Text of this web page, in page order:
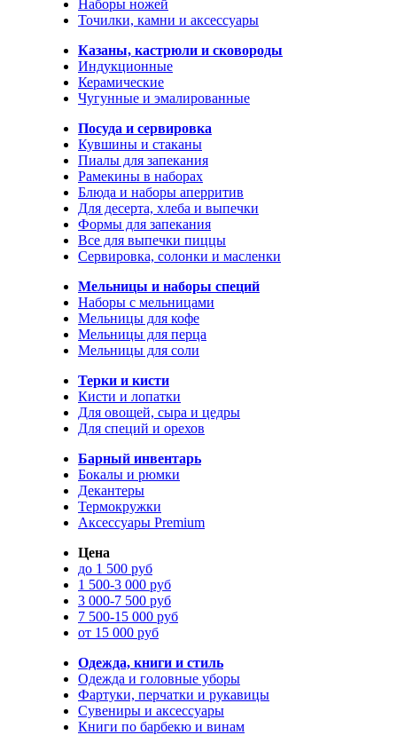
Наборы ножей
Точилки, камни и аксессуары
Казаны, кастрюли и сковороды
Индукционные
Керамические
Чугунные и эмалированные
Посуда и сервировка
Кувшины и стаканы
Пиалы для запекания
Рамекины в наборах
Блюда и наборы аперритив
Для десерта, хлеба и выпечки
Формы для запекания
Все для выпечки пиццы
Сервировка, солонки и масленки
Мельницы и наборы специй
Наборы с мельницами
Мельницы для кофе
Мельницы для перца
Мельницы для соли
Терки и кисти
Кисти и лопатки
Для овощей, сыра и цедры
Для специй и орехов
Барный инвентарь
Бокалы и рюмки
Декантеры
Термокружки
Аксессуары Premium
Цена
до 1 500 руб
1 500-3 000 руб
3 000-7 500 руб
7 500-15 000 руб
от 15 000 руб
Одежда, книги и стиль
Одежда и головные уборы
Фартуки, перчатки и рукавицы
Сувениры и аксессуары
Книги по барбекю и винам